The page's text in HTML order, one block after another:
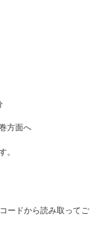
方面へ
。
ードから読み取ってご